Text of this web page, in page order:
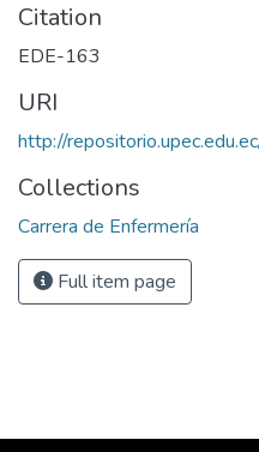
Citation
EDE-163
URI
http://
Collections
Carrera de Enfermería
Full item page